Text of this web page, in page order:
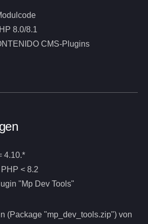
8.0/8.1
CMS-Plugins
4.10.*
< 8.2
"Mp Dev Tools"
(Package "mp_dev_tools.zip") von